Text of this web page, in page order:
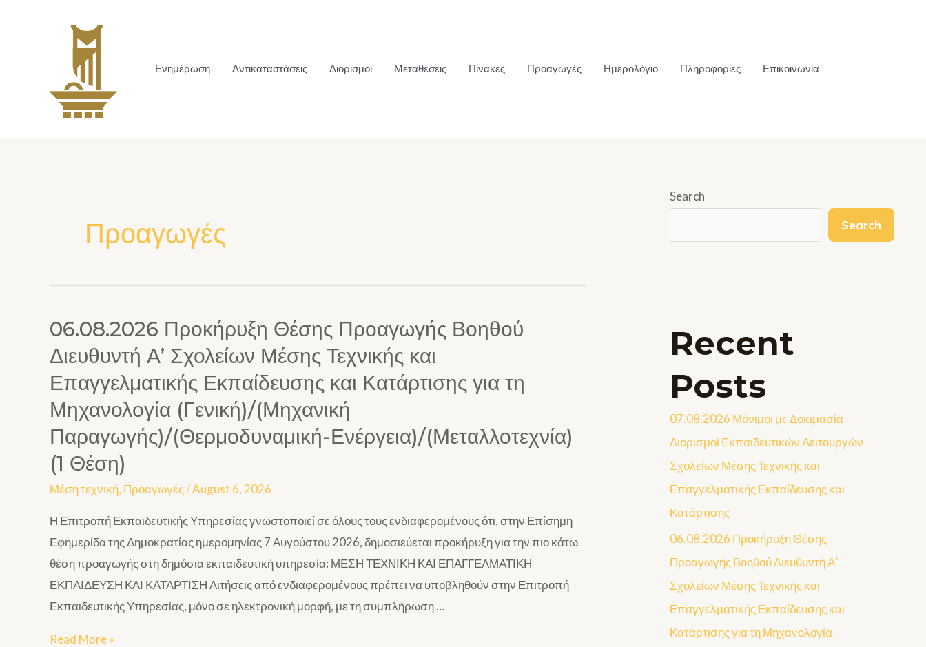
Ενημέρωση Αντικαταστάσεις Διορισμοί Μεταθέσεις Πίνακες Προαγωγές Ημερολόγιο Πληροφορίες Επικοινωνία
Προαγωγές
06.08.2026 Προκήρυξη Θέσης Προαγωγής Βοηθού
Διευθυντή Α’ Σχολείων Μέσης Τεχνικής και
Επαγγελματικής Εκπαίδευσης και Κατάρτισης για τη
Μηχανολογία (Γενική)/(Μηχανική
Παραγωγής)/(Θερμοδυναμική-Ενέργεια)/(Μεταλλοτεχνία)
(1 Θέση)
Μέση τεχνική, Προαγωγές/August 6, 2026
Η Επιτροπή Εκπαιδευτικής Υπηρεσίας γνωστοποιεί σε όλους τους ενδιαφερομένους ότι, στην Επίσημη
Εφημερίδα της Δημοκρατίας ημερομηνίας 7 Αυγούστου 2026, δημοσιεύεται προκήρυξη για την πιο κάτω
θέση προαγωγής στη δημόσια εκπαιδευτική υπηρεσία: ΜΕΣΗ ΤΕΧΝΙΚΗ ΚΑΙ ΕΠΑΓΓΕΛΜΑΤΙΚΗ
ΕΚΠΑΙΔΕΥΣΗ ΚΑΙ ΚΑΤΑΡΤΙΣΗ Αιτήσεις από ενδιαφερομένους πρέπει να υποβληθούν στην Επιτροπή
Εκπαιδευτικής Υπηρεσίας, μόνο σε ηλεκτρονική μορφή, με τη συμπλήρωση …
Read More »
Search
Search
Recent
Posts
07.08.2026 Μόνιμοι με Δοκιμασία
Διορισμοί Εκπαιδευτικών Λειτουργών
Σχολείων Μέσης Τεχνικής και
Επαγγελματικής Εκπαίδευσης και
Κατάρτισης
06.08.2026 Προκήρυξη Θέσης
Προαγωγής Βοηθού Διευθυντή Α’
Σχολείων Μέσης Τεχνικής και
Επαγγελματικής Εκπαίδευσης και
Κατάρτισης για τη Μηχανολογία